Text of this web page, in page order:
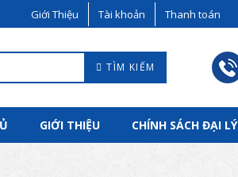
Giới Thiệu Tài khoản Thanh toán
TÌM KIẾM
GIỚI THIỆU CHÍNH SÁCH ĐẠI LÝ